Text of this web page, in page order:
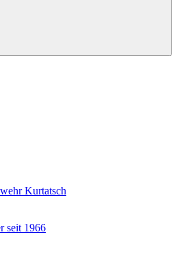
Kurtatsch
seit 1966